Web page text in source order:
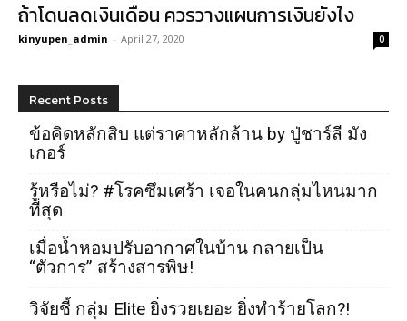
ถ้าโดนลดเงินเดือน ควรวางแผนการเงินยังไง
kinyupen_admin - April 27, 2020 0
Recent Posts
ข้อคิดหลักสิบ แต่ราคาหลักล้าน by ปู่ชาร์ลี มัง
เกอร์
รู้หรือไม่? #โรคซึมเศร้า เจอในคนกลุ่มไหนมาก
ที่สุด
เมื่อน้ำหอมปรับอากาศในบ้าน กลายเป็น
“ตัวการ” สร้างสารพิษ!
วิจัยชี้ กลุ่ม Elite ยิ่งรวยเยอะ ยิ่งทำร้ายโลก?!